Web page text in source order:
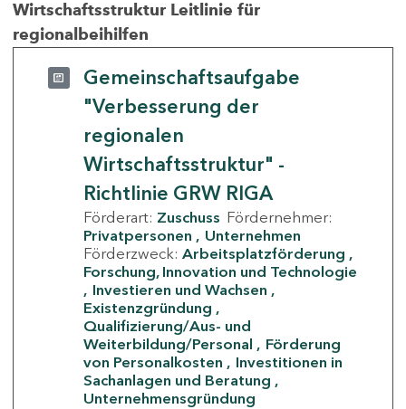
Wirtschaftsstruktur Leitlinie für
regionalbeihilfen
Gemeinschaftsaufgabe
"Verbesserung der
regionalen
Wirtschaftsstruktur" -
Richtlinie GRW RIGA
Förderart: Zuschuss Fördernehmer:
Privatpersonen
Unternehmen
Förderzweck: Arbeitsplatzförderung
Forschung, Innovation und Technologie
Investieren und Wachsen
Existenzgründung
Qualifizierung/Aus- und
Weiterbildung/Personal
Förderung
von Personalkosten
Investitionen in
Sachanlagen und Beratung
Unternehmensgründung